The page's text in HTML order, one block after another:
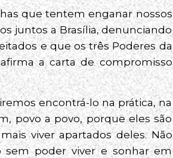
que tentem enganar nossos
juntos a Brasília, denunciando
e que os três Poderes da
a carta de compromisso
encontrá-lo na prática, na
povo a povo, porque eles são
viver apartados deles. Não
sem poder viver e sonhar em